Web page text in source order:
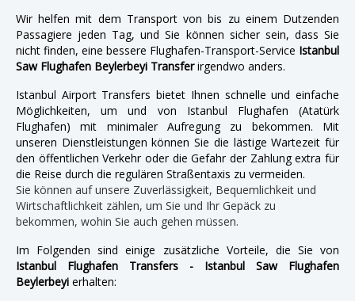
Wir helfen mit dem Transport von bis zu einem Dutzenden
Passagiere jeden Tag, und Sie können sicher sein, dass Sie
nicht finden, eine bessere Flughafen-Transport-Service Istanbul
Saw Flughafen Beylerbeyi Transferirgendwo anders.
Istanbul Airport Transfers bietet Ihnen schnelle und einfache
Möglichkeiten, um und von Istanbul Flughafen (Atatürk
Flughafen) mit minimaler Aufregung zu bekommen. Mit
unseren Dienstleistungen können Sie die lästige Wartezeit für
den öffentlichen Verkehr oder die Gefahr der Zahlung extra für
die Reise durch die regulären Straßentaxis zu vermeiden.
Sie können auf unsere Zuverlässigkeit, Bequemlichkeit und
Wirtschaftlichkeit zählen, um Sie und Ihr Gepäck zu
bekommen, wohin Sie auch gehen müssen.
Im Folgenden sind einige zusätzliche Vorteile, die Sie von
Istanbul Flughafen Transfers - Istanbul Saw Flughafen
Beylerbeyi erhalten: